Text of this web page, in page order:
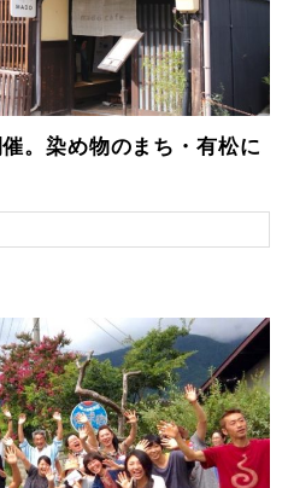
。染め物のまち・有松に